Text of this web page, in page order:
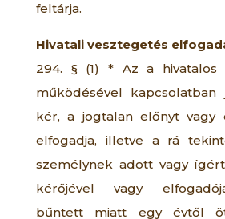
feltárja.
Hivatali vesztegetés
294. § (1) * Az a hivatalos
működésével
kér, a jogtalan előnyt vagy
elfogadja, illetve a rá
személynek adott vagy
kérőjével vagy
bűntett miatt egy évtől